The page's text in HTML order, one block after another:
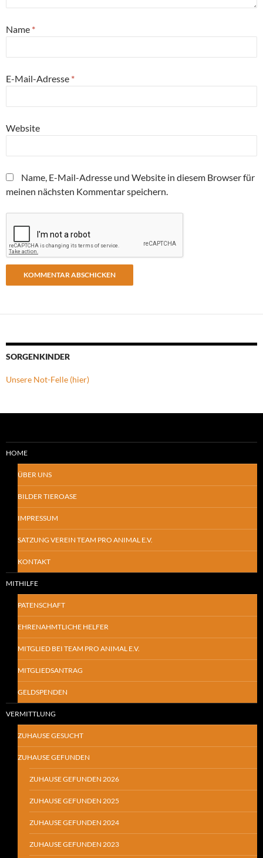
Name *
E-Mail-Adresse *
Website
Name, E-Mail-Adresse und Website in diesem Browser für
meinen nächsten Kommentar speichern.
SORGENKINDER
Unsere Not-Felle (hier)
HOME
ÜBER UNS
BILDER TIEROASE
IMPRESSUM
SATZUNG VEREIN TEAM PRO ANIMAL E.V.
KONTAKT
MITHILFE
PATENSCHAFT
EHRENAHMTLICHE HELFER
MITGLIED BEI TEAM PRO ANIMAL E.V.
MITGLIEDSANTRAG
GELDSPENDEN
VERMITTLUNG
ZUHAUSE GESUCHT
ZUHAUSE GEFUNDEN
ZUHAUSE GEFUNDEN 2026
ZUHAUSE GEFUNDEN 2025
ZUHAUSE GEFUNDEN 2024
ZUHAUSE GEFUNDEN 2023